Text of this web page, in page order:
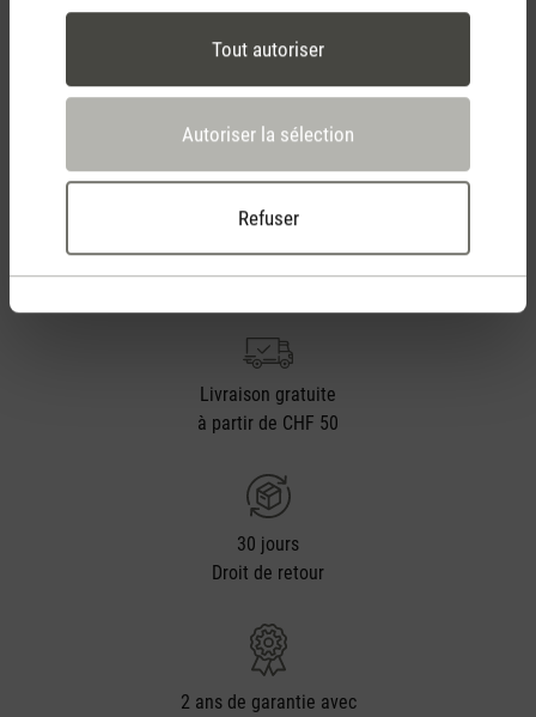
Tout autoriser
Autoriser la sélection
Refuser
Stadler Form
Livraison gratuite
à partir de CHF 50
30 jours
Droit de retour
2 ans de garantie avec